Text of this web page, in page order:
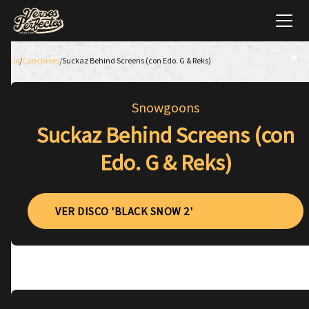
Inicio/Canciones/Suckaz Behind Screens (con Edo. G & Reks)
Snowgoons
Suckaz Behind Screens (con
Edo. G & Reks)
VER DISCO 'BLACK SNOW 2'